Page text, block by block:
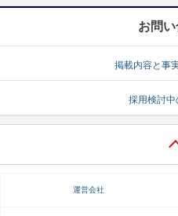
就活ノウハウ・サポート
就活支援
就活ノウハウが満載！
適職診断
お問
掲載内容と事
採用検討
運営会社